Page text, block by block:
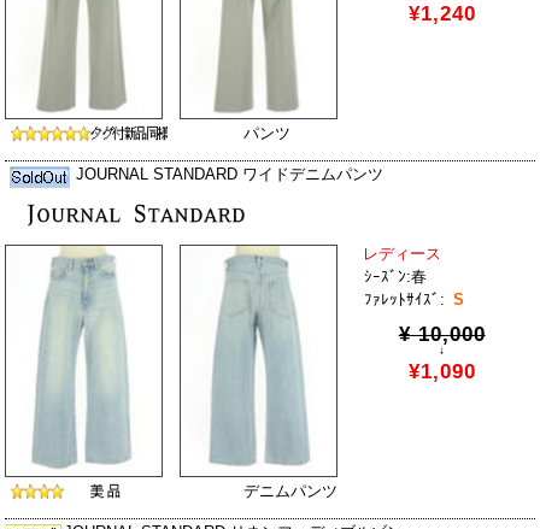
¥1,240
パンツ
JOURNAL STANDARD ワイドデニムパンツ
レディース
ｼｰｽﾞﾝ:春
ﾌｧﾚｯﾄｻｲｽﾞ: S
¥ 10,000
↓
¥1,090
デニムパンツ